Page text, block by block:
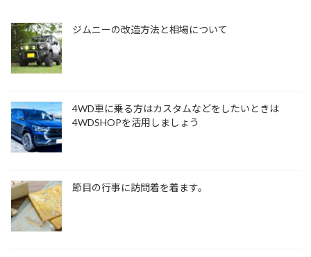
ジムニーの改造方法と相場について
4WD車に乗る方はカスタムなどをしたいときは
4WDSHOPを活用しましょう
節目の行事に訪問着を着ます。